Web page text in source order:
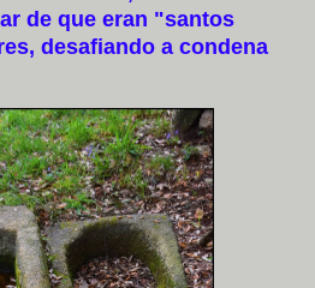
de que eran "santos
desafiando a condena